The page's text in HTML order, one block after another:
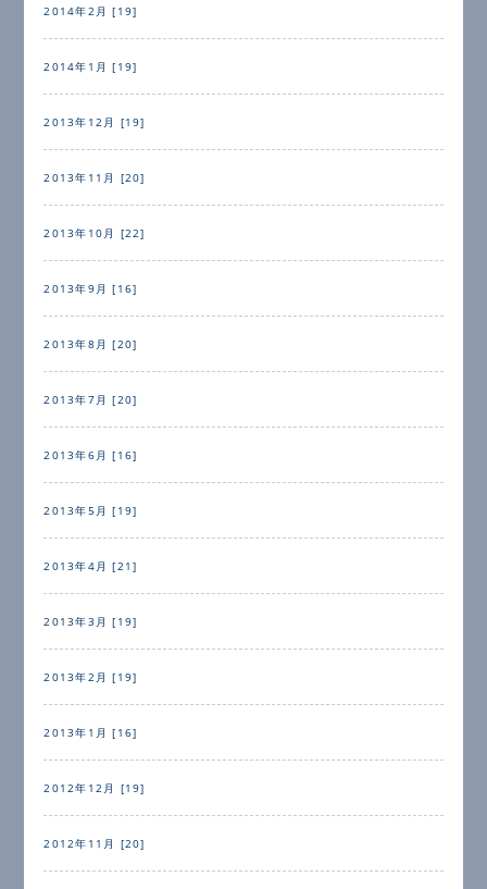
2014年2月 [19]
2014年1月 [19]
2013年12月 [19]
2013年11月 [20]
2013年10月 [22]
2013年9月 [16]
2013年8月 [20]
2013年7月 [20]
2013年6月 [16]
2013年5月 [19]
2013年4月 [21]
2013年3月 [19]
2013年2月 [19]
2013年1月 [16]
2012年12月 [19]
2012年11月 [20]